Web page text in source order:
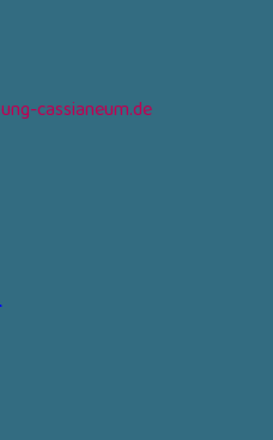
cassianeum.de